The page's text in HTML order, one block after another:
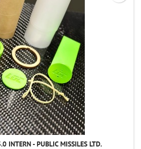
INTERN - PUBLIC MISSILES LTD.